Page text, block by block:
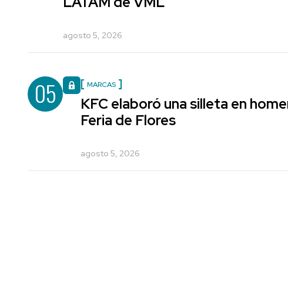
agosto 5, 2026
05 MARCAS
KFC elaboró una silleta en
Feria de Flores
agosto 5, 2026